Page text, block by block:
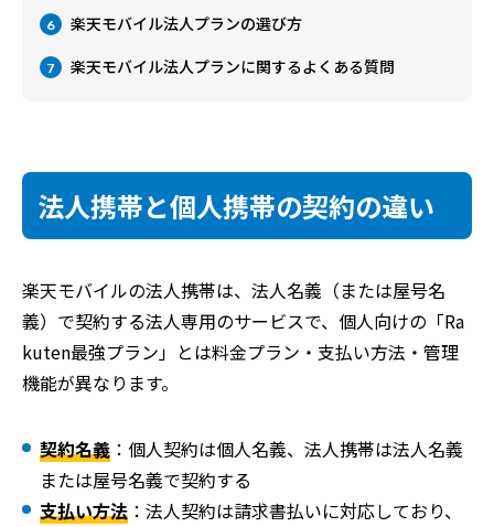
6 楽天モバイル法人プランの選び方
7 楽天モバイル法人プランに関するよくある質問
法人携帯と個人携帯の契約の違い
楽天モバイルの法人携帯は、法人名義（または屋号名
義）で契約する法人専用のサービスで、個人向けの「Ra
kuten最強プラン」とは料金プラン・支払い方法・管理
機能が異なります。
契約名義 ：個人契約は個人名義、法人携帯は法人名義
または屋号名義で契約する
支払い方法 ：法人契約は請求書払いに対応しており、